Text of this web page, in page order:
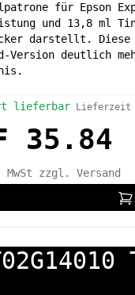
für Epson
und 13,8 ml
darstellt. Diese
Version deutlich
lieferbar Lieferzeit
35.84
zzgl. Versand